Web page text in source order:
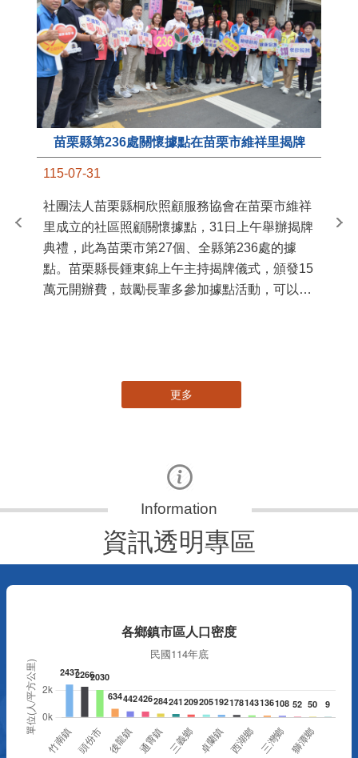
苗栗縣第236處關懷據點在苗栗市維祥里揭牌
115-07-31
社團法人苗栗縣桐欣照顧服務協會在苗栗市維祥
里成立的社區照顧關懷據點，31日上午舉辦揭牌
典禮，此為苗栗市第27個、全縣第236處的據
點。苗栗縣長鍾東錦上午主持揭牌儀式，頒發15
萬元開辦費，鼓勵長輩多參加據點活動，可以更
苗
更多
資訊透明專區